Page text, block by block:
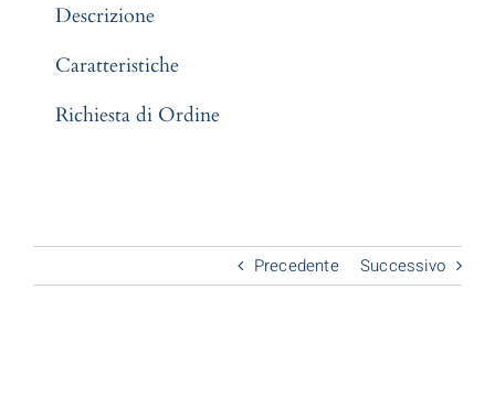
Precedente Successivo
Descrizione
Caratteristiche
Richiesta di Ordine